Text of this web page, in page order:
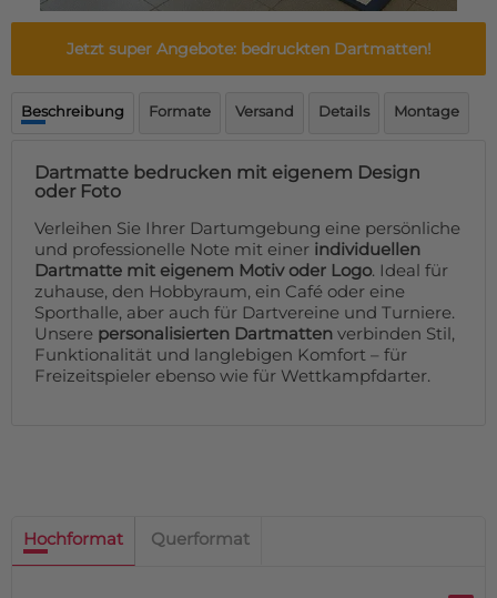
Fußmatte
Über uns
Lieferzeiten
WhatsApp
Jetzt super Angebote: bedruckten Dartmatten!
Beschreibung Formate Versand Details Montage
Dartmatte bedrucken mit eigenem Design
oder Foto
Verleihen Sie Ihrer Dartumgebung eine persönliche
und professionelle Note mit einer individuellen
Dartmatte mit eigenem Motiv oder Logo. Ideal für
zuhause, den Hobbyraum, ein Café oder eine
Sporthalle, aber auch für Dartvereine und Turniere.
Unsere personalisierten Dartmatten verbinden Stil,
Funktionalität und langlebigen Komfort – für
Freizeitspieler ebenso wie für Wettkampfdarter.
Hochformat Querformat